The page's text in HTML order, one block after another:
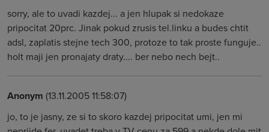
sorry, ale to uvadi kazdej... a jen hlupak si nedokaze
pripocitat 20prc. Jinak pokud zrusis tel.linku a budes chtit
adsl, zaplatis stejne tech 300, protoze to tak proste funguje..
holt maji jen pronajaty draty.... ber nebo nech bejt..
Anonym (13.11.2005 11:58:07)
jo, to je jasny, ze si to skoro kazdej pripocitat umi, jen mi